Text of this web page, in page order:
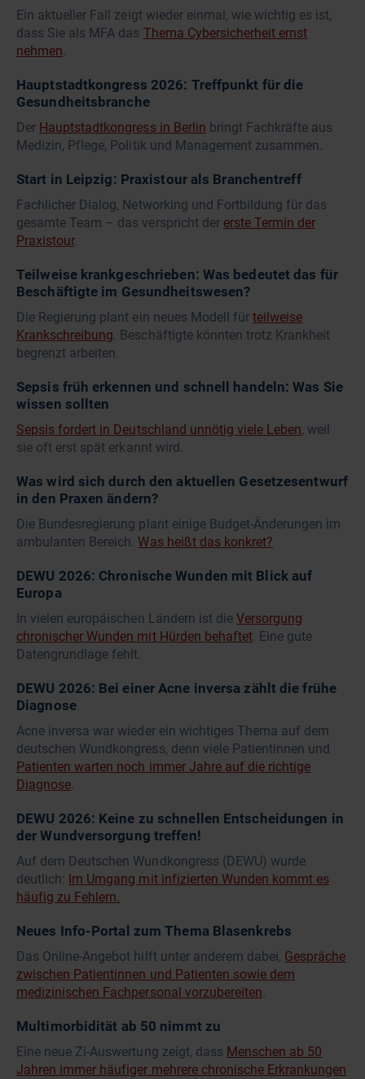
Ein aktueller Fall zeigt wieder einmal, wie wichtig es ist,
dass Sie als MFA das Thema Cybersicherheit ernst
nehmen.
Hauptstadtkongress 2026: Treffpunkt für die
Gesundheitsbranche
Der Hauptstadtkongress in Berlin bringt Fachkräfte aus
Medizin, Pflege, Politik und Management zusammen.
Start in Leipzig: Praxistour als Branchentreff
Fachlicher Dialog, Networking und Fortbildung für das
gesamte Team – das verspricht der erste Termin der
Praxistour.
Teilweise krankgeschrieben: Was bedeutet das für
Beschäftigte im Gesundheitswesen?
Die Regierung plant ein neues Modell für teilweise
Krankschreibung. Beschäftigte könnten trotz Krankheit
begrenzt arbeiten.
Sepsis früh erkennen und schnell handeln: Was Sie
wissen sollten
Sepsis fordert in Deutschland unnötig viele Leben, weil
sie oft erst spät erkannt wird.
Was wird sich durch den aktuellen Gesetzesentwurf
in den Praxen ändern?
Die Bundesregierung plant einige Budget-Änderungen im
ambulanten Bereich.Was heißt das konkret?
DEWU 2026: Chronische Wunden mit Blick auf
Europa
In vielen europäischen Ländern ist die Versorgung
chronischer Wunden mit Hürden behaftet. Eine gute
Datengrundlage fehlt.
DEWU 2026: Bei einer Acne inversa zählt die frühe
Diagnose
Acne inversa war wieder ein wichtiges Thema auf dem
deutschen Wundkongress, denn viele Patientinnen und
Patienten warten noch immer Jahre auf die richtige
Diagnose.
DEWU 2026: Keine zu schnellen Entscheidungen in
der Wundversorgung treffen!
Auf dem Deutschen Wundkongress (DEWU) wurde
deutlich: Im Umgang mit infizierten Wunden kommt es
häufig zu Fehlern.
Neues Info-Portal zum Thema Blasenkrebs
Das Online-Angebot hilft unter anderem dabei, Gespräche
zwischen Patientinnen und Patienten sowie dem
medizinischen Fachpersonal vorzubereiten.
Multimorbidität ab 50 nimmt zu
Eine neue Zi-Auswertung zeigt, dass Menschen ab 50
Jahren immer häufiger mehrere chronische Erkrankungen